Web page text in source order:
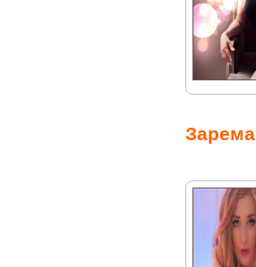
Зарема